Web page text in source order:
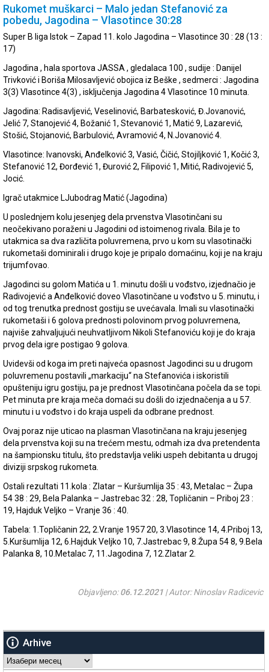
Rukomet muškarci – Malo jedan Stefanović za
pobedu, Jagodina – Vlasotince 30:28
Super B liga Istok – Zapad 11. kolo Jagodina – Vlasotince 30 : 28 (13 :
17)
Jagodina , hala sportova JASSA , gledalaca 100 , sudije : Danijel
Trivković i Boriša Milosavljević obojica iz Beške , sedmerci : Jagodina
3(3) Vlasotince 4(3) , isključenja Jagodina 4 Vlasotince 10 minuta.
Jagodina: Radisavljević, Veselinović, Barbatesković, Đ.Jovanović,
Jelić 7, Stanojević 4, Božanić 1, Stevanović 1, Matić 9, Lazarević,
Stošić, Stojanović, Barbulović, Avramović 4, N.Jovanović 4.
Vlasotince: Ivanovski, Anđelković 3, Vasić, Čičić, Stojiljković 1, Kočić 3,
Stefanović 12, Đorđević 1, Đurović 2, Filipović 1, Mitić, Radivojević 5,
Jocić.
Igrač utakmice LJubodrag Matić (Jagodina)
U poslednjem kolu jesenjeg dela prvenstva Vlasotinčani su
neočekivano poraženi u Jagodini od istoimenog rivala. Bila je to
utakmica sa dva različita poluvremena, prvo u kom su vlasotinački
rukometaši dominirali i drugo koje je pripalo domaćinu, koji je na kraju
trijumfovao.
Jagodinci su golom Matića u 1. minutu došli u vođstvo, izjednačio je
Radivojević a Anđelković doveo Vlasotinčane u vođstvo u 5. minutu, i
od tog trenutka prednost gostiju se uvećavala. Imali su vlasotinački
rukometaši i 6 golova prednosti polovinom prvog poluvremena,
najviše zahvaljujući neuhvatljivom Nikoli Stefanoviću koji je do kraja
prvog dela igre postigao 9 golova.
Uvidevši od koga im preti najveća opasnost Jagodinci su u drugom
poluvremenu postavili „markaciju“ na Stefanovića i iskoristili
opušteniju igru gostiju, pa je prednost Vlasotinčana počela da se topi.
Pet minuta pre kraja meča domaći su došli do izjednačenja a u 57.
minutu i u vođstvo i do kraja uspeli da odbrane prednost.
Ovaj poraz nije uticao na plasman Vlasotinčana na kraju jesenjeg
dela prvenstva koji su na trećem mestu, odmah iza dva pretendenta
na šampionsku titulu, što predstavlja veliki uspeh debitanta u drugoj
diviziji srpskog rukometa.
Ostali rezultati 11.kola : Zlatar – Kuršumlija 35 : 43, Metalac – Župa
54 38 : 29, Bela Palanka – Jastrebac 32 : 28, Topličanin – Priboj 23 :
19, Hajduk Veljko – Vranje 36 : 40.
Tabela: 1.Topličanin 22, 2.Vranje 1957 20, 3.Vlasotince 14, 4.Priboj 13,
5.Kuršumlija 12, 6.Hajduk Veljko 10, 7.Jastrebac 9, 8.Župa 54 8, 9.Bela
Palanka 8, 10.Metalac 7, 11.Jagodina 7, 12.Zlatar 2.
Objavljeno:06.12.2021 | Autor: Ninoslav Radicevic
Arhive
Arhive